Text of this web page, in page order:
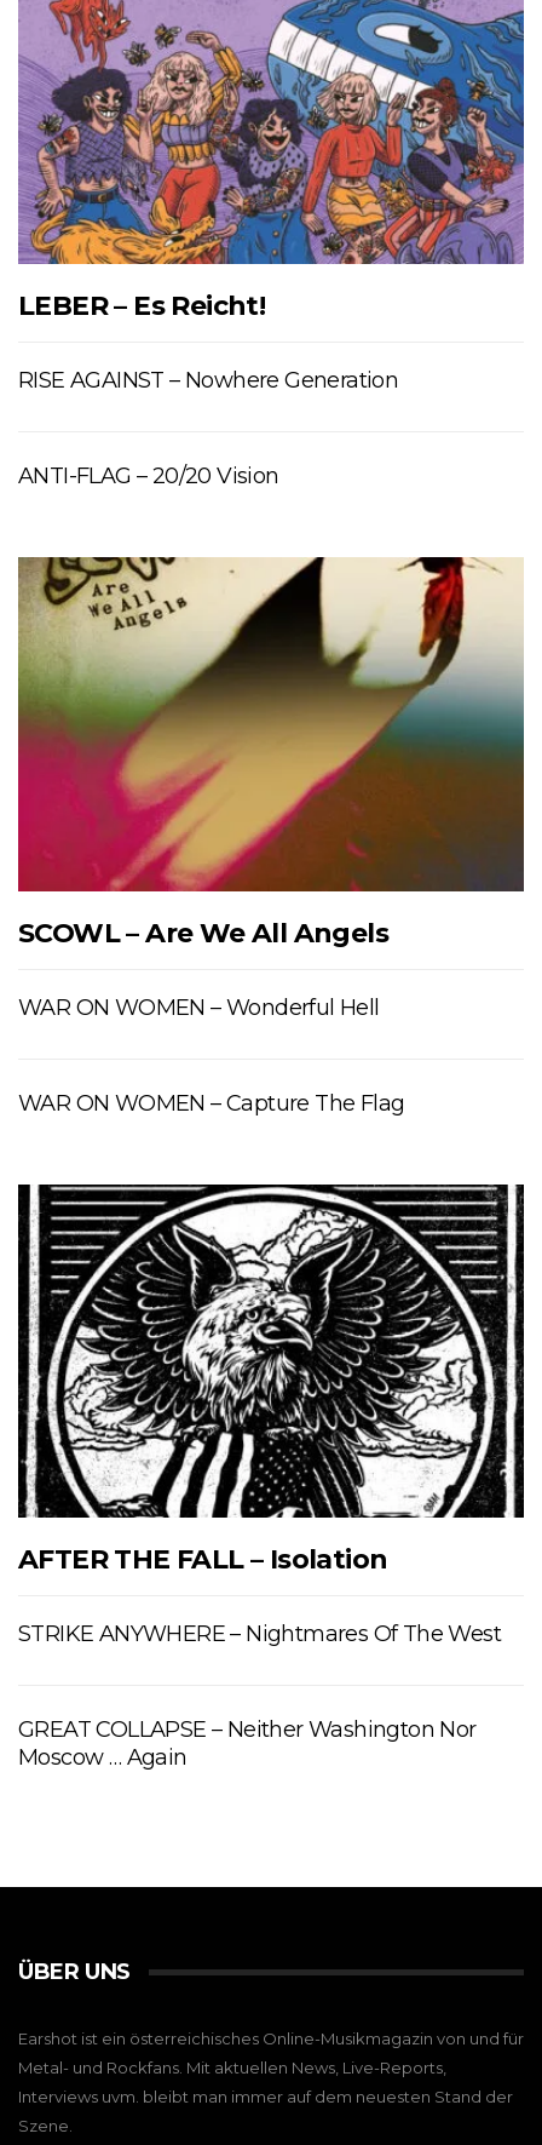
LEBER – Es Reicht!
RISE AGAINST – Nowhere Generation
ANTI-FLAG – 20/20 Vision
SCOWL – Are We All Angels
WAR ON WOMEN – Wonderful Hell
WAR ON WOMEN – Capture The Flag
AFTER THE FALL – Isolation
STRIKE ANYWHERE – Nightmares Of The West
GREAT COLLAPSE – Neither Washington Nor
Moscow … Again
ÜBER UNS
Earshot ist ein österreichisches Online-Musikmagazin von und für
Metal- und Rockfans. Mit aktuellen News, Live-Reports,
Interviews uvm. bleibt man immer auf dem neuesten Stand der
Szene.